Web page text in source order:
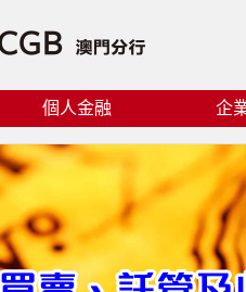
個人金融 企